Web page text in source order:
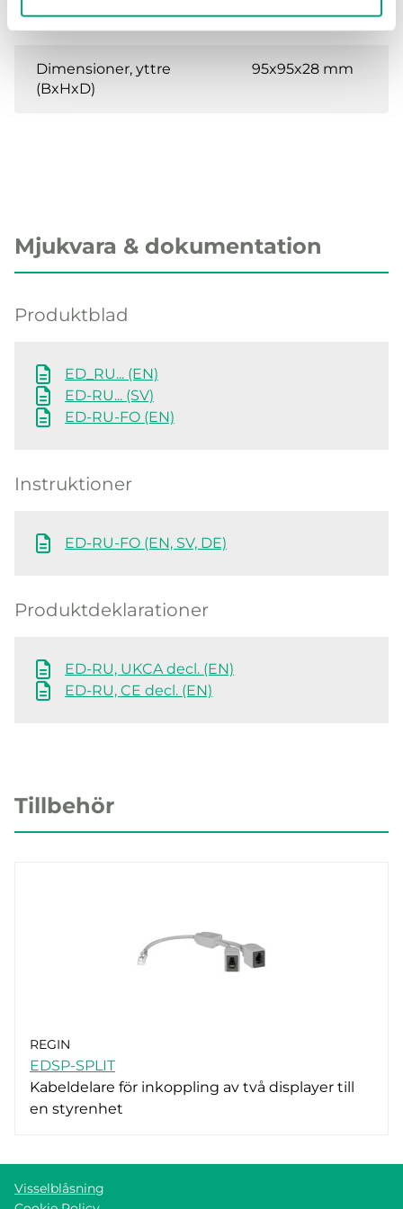
Lagringstemperatur -20…70 °C
Dimensioner, yttre
(BxHxD)
95x95x28 mm
Mjukvara & dokumentation
Produktblad
ED_RU... (EN)
ED-RU... (SV)
ED-RU-FO (EN)
Instruktioner
ED-RU-FO (EN, SV, DE)
Produktdeklarationer
ED-RU, UKCA decl. (EN)
ED-RU, CE decl. (EN)
Tillbehör
REGIN
EDSP-SPLIT
Kabeldelare för inkoppling av två displayer till
en styrenhet
Visselblåsning